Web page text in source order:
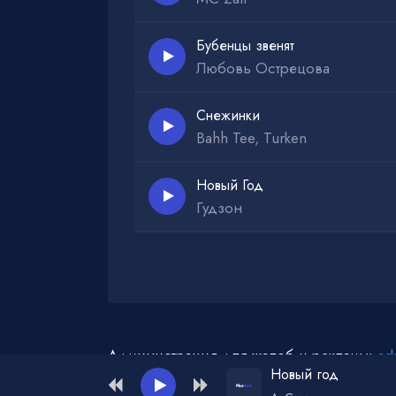
Бубенцы звенят
Любовь Острецова
Снежинки
Bahh Tee, Turken
Новый Год
Гудзон
Администрация для жалоб и рекламы:
Новый год